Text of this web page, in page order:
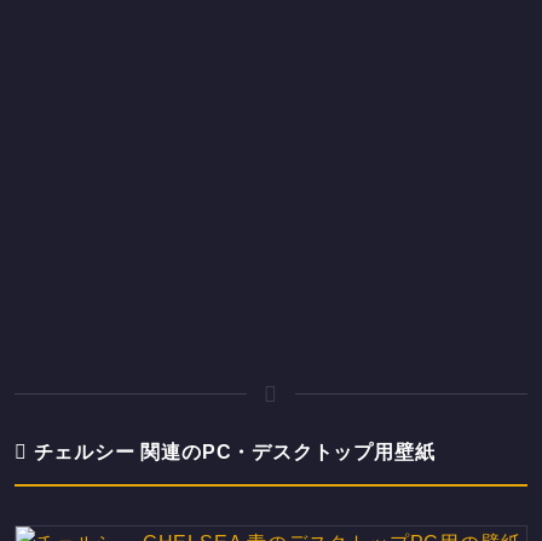
チェルシー 関連のPC・デスクトップ用壁紙